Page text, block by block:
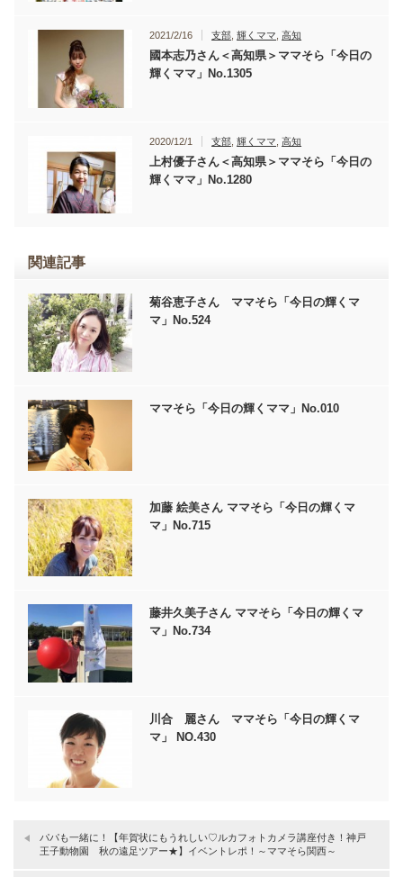
2021/2/16 支部,輝くママ,高知
國本志乃さん＜高知県＞ママそら「今日の
輝くママ」No.1305
2020/12/1 支部 ,輝くママ ,高知
上村優子さん＜高知県＞ママそら「今日の
輝くママ」No.1280
関連記事
菊谷恵子さん ママそら「今日の輝くマ
マ」No.524
ママそら「今日の輝くママ」No.010
加藤 絵美さん ママそら「今日の輝くマ
マ」No.715
藤井久美子さん ママそら「今日の輝くマ
マ」No.734
川合 麗さん ママそら「今日の輝くマ
マ」 NO.430
パパも一緒に！【年賀状にもうれしい♡ルカフォトカメラ講座付き！神戸
王子動物園 秋の遠足ツアー★】イベントレポ！～ママそら関西～